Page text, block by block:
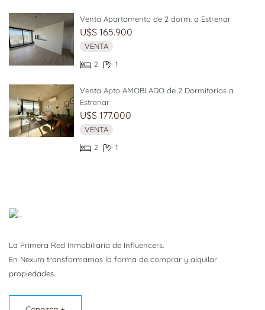
Venta Apartamento de 2 dorm. a Estrenar
U$S 165.900
VENTA
2 1
Venta Apto AMOBLADO de 2 Dormitorios a
Estrenar
U$S 177.000
VENTA
2 1
La Primera Red Inmobiliaria de Influencers.
En Nexum transformamos la forma de comprar y alquilar
propiedades.